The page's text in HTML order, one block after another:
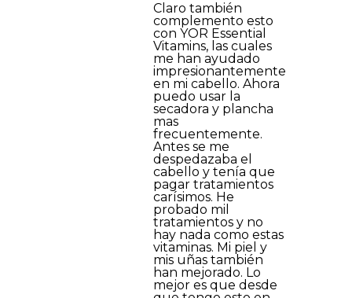
Claro también
complemento esto
con YOR Essential
Vitamins, las cuales
me han ayudado
impresionantemente
en mi cabello. Ahora
puedo usar la
secadora y plancha
mas
frecuentemente.
Antes se me
despedazaba el
cabello y tenía que
pagar tratamientos
carísimos. He
probado mil
tratamientos y no
hay nada como estas
vitaminas. Mi piel y
mis uñas también
han mejorado. Lo
mejor es que desde